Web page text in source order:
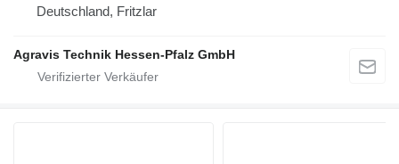
Deutschland, Fritzlar
Agravis Technik Hessen-Pfalz GmbH